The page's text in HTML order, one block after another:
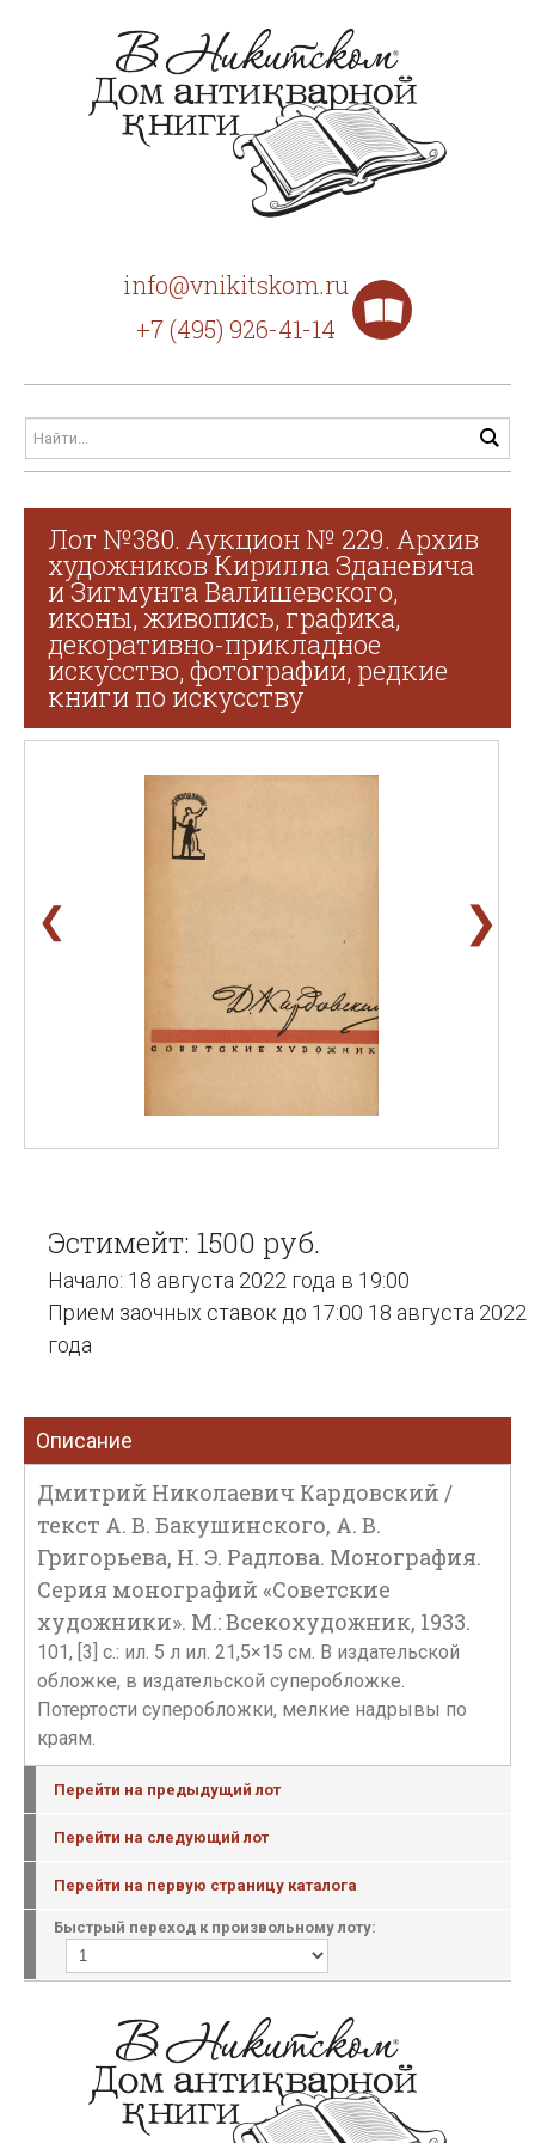
info@vnikitskom.ru
+7 (495) 926-41-14
Лот №380. Аукцион № 229. Архив
художников Кирилла Зданевича
и Зигмунта Валишевского,
иконы, живопись, графика,
декоративно-прикладное
искусство, фотографии, редкие
книги по искусству
❮ ❯
Эстимейт: 1500 руб.
Начало: 18 августа 2022 года в 19:00
Прием заочных ставок до 17:00 18 августа 2022
года
Описание
Дмитрий Николаевич Кардовский /
текст А. В. Бакушинского, А. В.
Григорьева, Н. Э. Радлова. Монография.
Серия монографий «Советские
художники». М.: Всекохудожник, 1933.
101, [3] с.: ил. 5 л ил. 21,5×15 см. В издательской
обложке, в издательской суперобложке.
Потертости суперобложки, мелкие надрывы по
краям.
Перейти на предыдущий лот
Перейти на следующий лот
Перейти на первую страницу каталога
Быстрый переход к произвольному лоту: